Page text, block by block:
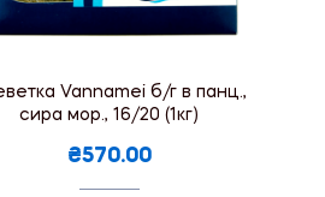
Vannamei б/г в панц.,
сира мор., 16/20 (1кг)
₴570.00